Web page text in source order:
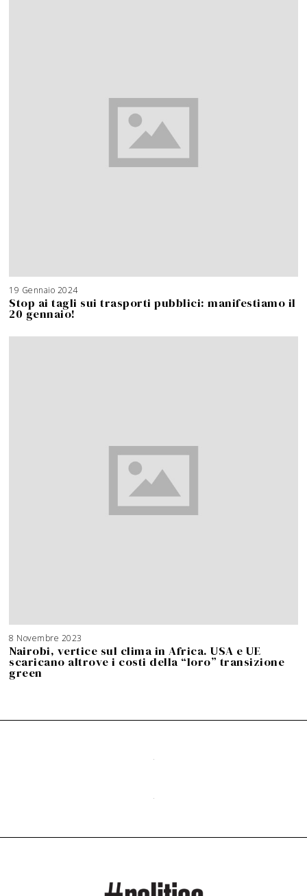
19 Gennaio 2024
Stop ai tagli sui trasporti pubblici: manifestiamo il
20 gennaio!
8 Novembre 2023
Nairobi, vertice sul clima in Africa. USA e UE
scaricano altrove i costi della “loro” transizione
green